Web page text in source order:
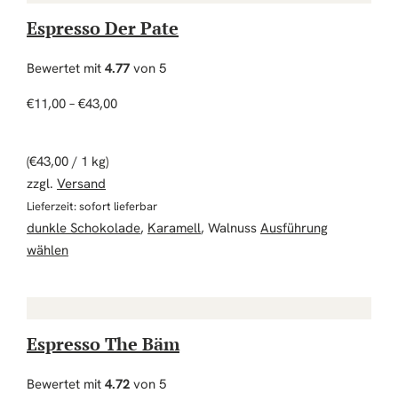
Espresso Der Pate
Bewertet mit 4.77 von 5
€11,00 – €43,00Preisspanne: €11,00 bis €43,00
(€43,00 / 1 kg)
zzgl. Versand
Lieferzeit: sofort lieferbar
dunkle Schokolade, Karamell, Walnuss Ausführung
wählenDieses Produkt weist mehrere Varianten auf. Die
Espresso The Bäm
Bewertet mit 4.72 von 5